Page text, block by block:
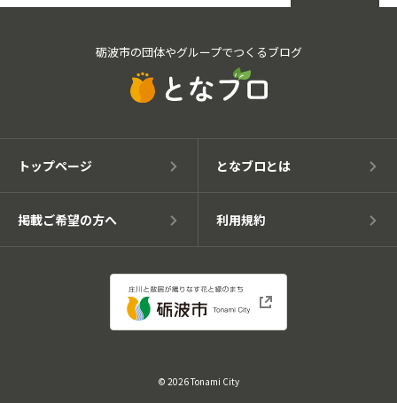
砺波市の団体やグループでつくるブログ
トップページ となブロとは
掲載ご希望の方へ 利用規約
© 2026 Tonami City